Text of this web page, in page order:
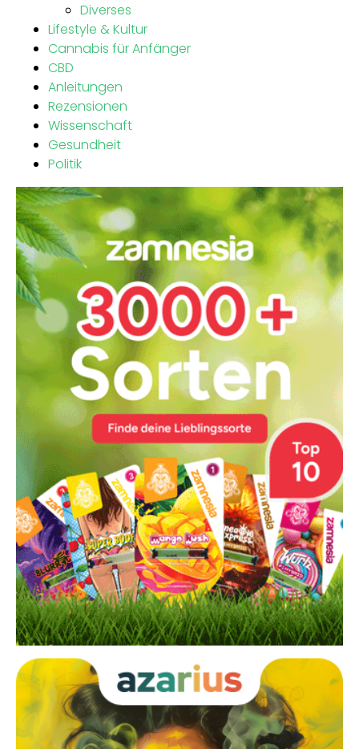
Diverses
Lifestyle & Kultur
Cannabis für Anfänger
CBD
Anleitungen
Rezensionen
Wissenschaft
Gesundheit
Politik